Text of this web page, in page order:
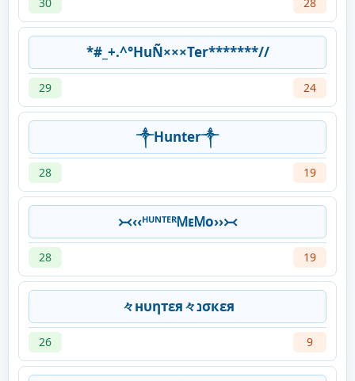
*#_+.^°HuÑ×××Ter*******//
29 24
༒Hunter༒
28 19
᚛᚜‹‹ᴴᵁᴺᵀᴱᴿᎷᴇᎷο››᚛᚜
28 19
々нυηтεя々נσкεя
26 9